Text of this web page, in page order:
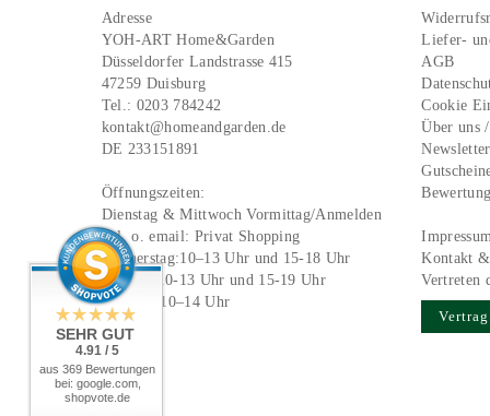
Adresse
YOH-ART Home&Garden
Düsseldorfer Landstrasse 415
47259 Duisburg
Tel.: 0203 784242
kontakt@homeandgarden.de
DE 233151891
Öffnungszeiten:
Dienstag & Mittwoch Vormittag/Anmelden
Tel. o. email: Privat Shopping
Donnerstag:10–13 Uhr und 15-18 Uhr
Freitag: 10-13 Uhr und 15-19 Uhr
Samstag 10–14 Uhr
Liefer-
AGB
Cookie
Über uns
Newsletter
Kontakt
Vertreten
SEHR GUT
4.91 / 5
aus 369 Bewertungen
bei: google.com,
shopvote.de